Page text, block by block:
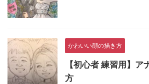
かわいい顔の描き方
【初心者 練習用】ア
方